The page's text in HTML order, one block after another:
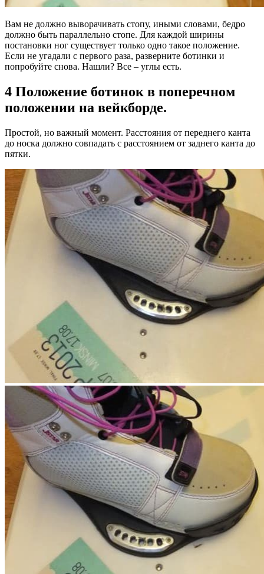
Вам не должно выворачивать стопу, иными словами, бедро
должно быть параллельно стопе. Для каждой ширины
постановки ног существует только одно такое положение.
Если не угадали с первого раза, разверните ботинки и
попробуйте снова. Нашли? Все – углы есть.
4 Положение ботинок в поперечном
положении на вейкборде.
Простой, но важный момент. Расстояния от переднего канта
до носка должно совпадать с расстоянием от заднего канта до
пятки.